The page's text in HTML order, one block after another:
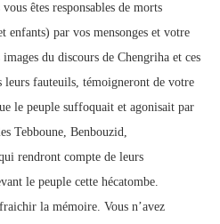
êtes responsables de morts
enfants) par vos mensonges et votre
du discours de Chengriha et ces
leurs fauteuils, témoigneront de votre
le peuple suffoquait et agonisait par
Tebboune, Benbouzid,
rendront compte de leurs
le peuple cette hécatombe.
la mémoire. Vous n’avez